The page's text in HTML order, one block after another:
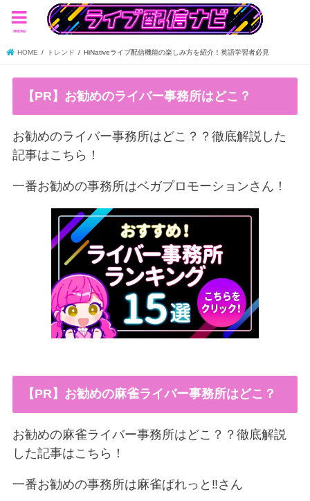
menu
HOME トレンド HiNativeライブ配信機能の楽しみ方を紹介！英語学習者必見
【PR】お勧めのライバー事務所はどこ？
お勧めのライバー事務所はどこ？？徹底解説した
記事はこちら！
一番お勧めの事務所はベガプロモーションさん！
【PR】お勧めの麻雀ライバー事務所はどこ？
お勧めの麻雀ライバー事務所はどこ？？徹底解説
した記事はこちら！
一番お勧めの事務所は麻雀ぱれっと‼︎さん